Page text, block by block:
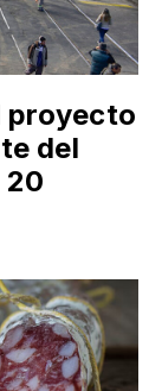
proyecto
del
20